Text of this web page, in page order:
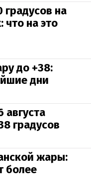
на
на это
до +38:
дни
августа
градусов
жары:
более